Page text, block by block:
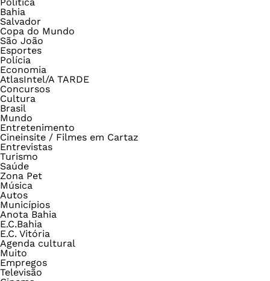
Bahia
Salvador
Copa do Mundo
São João
Esportes
Polícia
Economia
AtlasIntel/A TARDE
Concursos
Cultura
Brasil
Mundo
Entretenimento
Cineinsite / Filmes em Cartaz
Entrevistas
Turismo
Saúde
Zona Pet
Música
Autos
Municípios
Anota Bahia
E.C.Bahia
E.C. Vitória
Agenda cultural
Muito
Empregos
Televisão